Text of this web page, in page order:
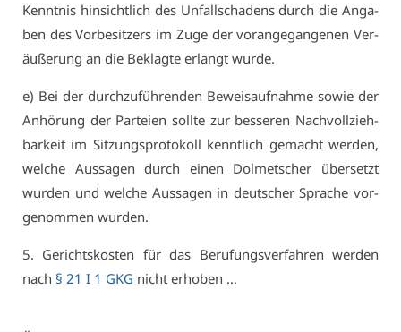
Kennt­nis hin­sicht­lich des Un­fall­scha­dens durch die An­ga­
ben des Vor­be­sit­zers im Zu­ge der vor­an­ge­gan­ge­nen Ver­
äu­ße­rung an die Be­klag­te er­langt wur­de.
e) Bei der durch­zu­füh­ren­den Be­weis­auf­nah­me so­wie der
An­hö­rung der Par­tei­en soll­te zur bes­se­ren Nach­voll­zieh­
bar­keit im Sit­zungs­pro­to­koll kennt­lich ge­macht wer­den,
wel­che Aus­sa­gen durch ei­nen Dol­met­scher über­setzt
wur­den und wel­che Aus­sa­gen in deut­scher Spra­che vor­
ge­nom­men wur­den.
5. Ge­richts­kos­ten für das Be­ru­fungs­ver­fah­ren wer­den
nach § 21 I 1 GKG nicht er­ho­ben …